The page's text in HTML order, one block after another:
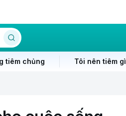
tiêm chủng Tôi nên tiêm gì